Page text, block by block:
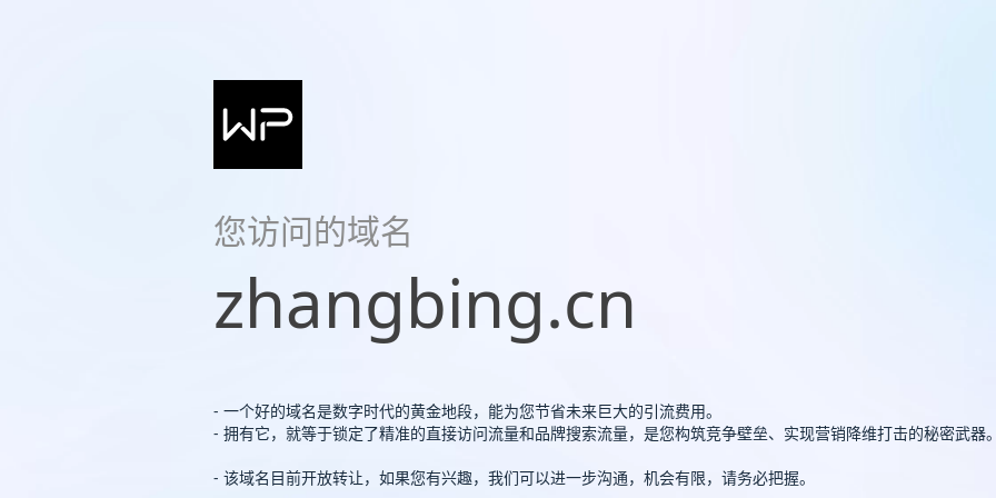
您访问的域名
zhangbing.cn
- 一个好的域名是数字时代的黄金地段，能为您节省未来巨大的引流费用。
- 拥有它，就等于锁定了精准的直接访问流量和品牌搜索流量，是您构筑竞争壁垒、实现营销降维打击的秘密武器
- 该域名目前开放转让，如果您有兴趣，我们可以进一步沟通，机会有限，请务必把握。